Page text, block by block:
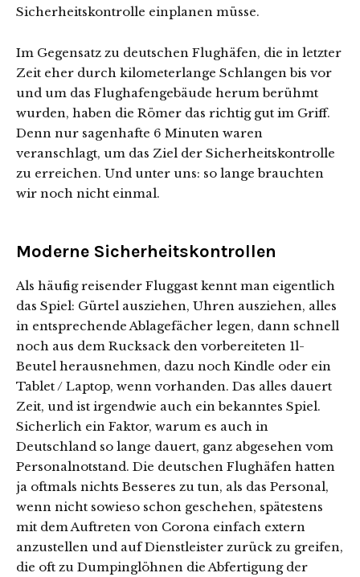
Sicherheitskontrolle einplanen müsse.
Im Gegensatz zu deutschen Flughäfen, die in letzter
Zeit eher durch kilometerlange Schlangen bis vor
und um das Flughafengebäude herum berühmt
wurden, haben die Römer das richtig gut im Griff.
Denn nur sagenhafte 6 Minuten waren
veranschlagt, um das Ziel der Sicherheitskontrolle
zu erreichen. Und unter uns: so lange brauchten
wir noch nicht einmal.
Moderne Sicherheitskontrollen
Als häufig reisender Fluggast kennt man eigentlich
das Spiel: Gürtel ausziehen, Uhren ausziehen, alles
in entsprechende Ablagefächer legen, dann schnell
noch aus dem Rucksack den vorbereiteten 1l-
Beutel herausnehmen, dazu noch Kindle oder ein
Tablet / Laptop, wenn vorhanden. Das alles dauert
Zeit, und ist irgendwie auch ein bekanntes Spiel.
Sicherlich ein Faktor, warum es auch in
Deutschland so lange dauert, ganz abgesehen vom
Personalnotstand. Die deutschen Flughäfen hatten
ja oftmals nichts Besseres zu tun, als das Personal,
wenn nicht sowieso schon geschehen, spätestens
mit dem Auftreten von Corona einfach extern
anzustellen und auf Dienstleister zurück zu greifen,
die oft zu Dumpinglöhnen die Abfertigung der